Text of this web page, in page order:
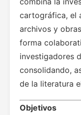
cartográfica, el
archivos y
forma
investigadores
consolidando,
de la literatura
Objetivos